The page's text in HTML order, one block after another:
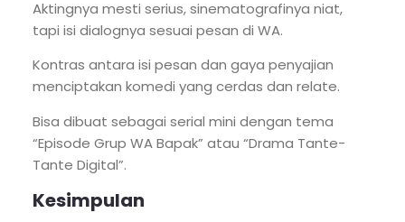
Aktingnya mesti serius, sinematografinya niat,
tapi isi dialognya sesuai pesan di WA.
Kontras antara isi pesan dan gaya penyajian
menciptakan komedi yang cerdas dan relate.
Bisa dibuat sebagai serial mini dengan tema
“Episode Grup WA Bapak” atau “Drama Tante-
Tante Digital”.
Kesimpulan